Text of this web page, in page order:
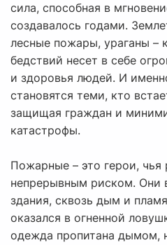
сила, способная в
создавалось годами.
лесные пожары, ураганы –
бедствий несет в себе
и здоровья людей. И
становятся теми, кто
защищая граждан и
катастрофы.
Пожарные – это герои, чья
непрерывным риском. Они
здания, сквозь дым и
оказался в огненной
одежда пропитана дымом,